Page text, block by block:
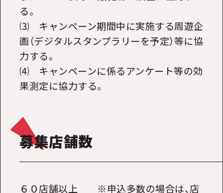
る。
⑶ キャンペーン期間中に実施する周遊企
画（デジタルスタンプラリーを予定）等に協
力する。
⑷ キャンペーンに係るアンケート等の効
果測定に協力する。
募集店舗数
６０店舗以上 ※申込多数の場合は、店